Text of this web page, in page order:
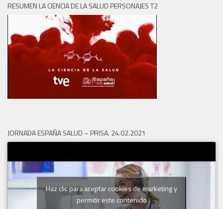
RESUMEN LA CIENCIA DE LA SALUD PERSONAJES T2
JORNADA ESPAÑA SALUD – PRISA. 24.02.2021
Haz clic para aceptar cookies de marketing y
permitir este contenido